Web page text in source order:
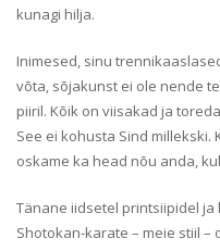
kunagi hilja.
Inimesed, sinu
võta, sõjakunst ei ole nende
piiril. Kõik on viisakad ja
See ei kohusta Sind millekski.
oskame ka head nõu anda,
Tänane iidsetel printsiipidel
Shotokan-karate – meie stiil